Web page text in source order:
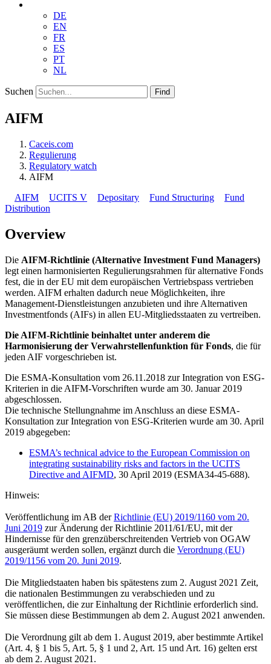
DE
EN
FR
ES
PT
NL
Suchen Find
AIFM
Caceis.com
Regulierung
Regulatory watch
AIFM
AIFM
UCITS V Depositary Fund Structuring
Fund
Distribution
Overview
Die AIFM-Richtlinie (Alternative Investment Fund Managers)
legt einen harmonisierten Regulierungsrahmen für alternative Fonds
fest, die in der EU mit dem europäischen Vertriebspass vertrieben
werden. AIFM erhalten dadurch neue Möglichkeiten, ihre
Management-Dienstleistungen anzubieten und ihre Alternativen
Investmentfonds (AIFs) in allen EU-Mitgliedsstaaten zu vertreiben.
Die AIFM-Richtlinie beinhaltet unter anderem die
Harmonisierung der Verwahrstellenfunktion für Fonds, die für
jeden AIF vorgeschrieben ist.
Die ESMA-Konsultation vom 26.11.2018 zur Integration von ESG-
Kriterien in die AIFM-Vorschriften wurde am 30. Januar 2019
abgeschlossen.
Die technische Stellungnahme im Anschluss an diese ESMA-
Konsultation zur Integration von ESG-Kriterien wurde am 30. April
2019 abgegeben:
ESMA’s technical advice to the European Commission on
integrating sustainability risks and factors in the UCITS
Directive and AIFMD, 30 April 2019 (ESMA34-45-688).
Hinweis:
Veröffentlichung im AB derRichtlinie (EU) 2019/1160 vom 20.
Juni 2019 zur Änderung der Richtlinie 2011/61/EU, mit der
Hindernisse für den grenzüberschreitenden Vertrieb von OGAW
ausgeräumt werden sollen, ergänzt durch die Verordnung (EU)
2019/1156 vom 20. Juni 2019.
Die Mitgliedstaaten haben bis spätestens zum 2. August 2021 Zeit,
die nationalen Bestimmungen zu verabschieden und zu
veröffentlichen, die zur Einhaltung der Richtlinie erforderlich sind.
Sie müssen diese Bestimmungen ab dem 2. August 2021 anwenden.
Die Verordnung gilt ab dem 1. August 2019, aber bestimmte Artikel
(Art. 4, § 1 bis 5, Art. 5, § 1 und 2, Art. 15 und Art. 16) gelten erst
ab dem 2. August 2021.